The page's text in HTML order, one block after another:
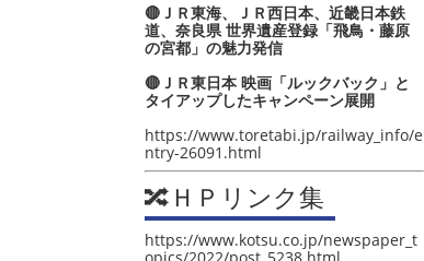
🔴ＪＲ東海、ＪＲ西日本、近畿日本鉄
道、奈良県 世界遺産登録「飛鳥・藤原
の宮都」の魅力発信
🔴ＪＲ東日本 映画「ルックバック」と
タイアップしたキャンペーン展開
https://www.toretabi.jp/railway_info/e
ntry-26091.html
🔀ＨＰリンク集
https://www.kotsu.co.jp/newspaper_t